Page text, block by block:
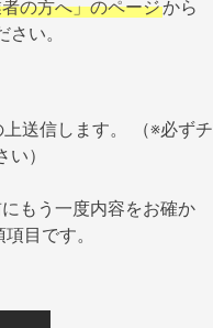
の方へ」のページから
い。
送信します。 （※必ずチ
）
もう一度内容をお確か
目です。